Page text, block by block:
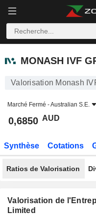
MONASH IVF
Valorisation Monash
Marché Fermé -Australian S.E.
0,6850 AUD
Synthèse Cotations
Ratios de Valorisation
Valorisation de
Limited